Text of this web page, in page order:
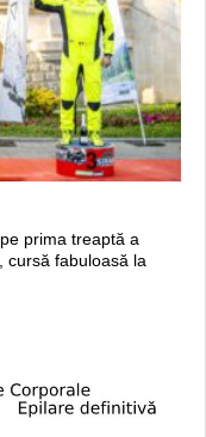
prima treaptă a
cursă fabuloasă la